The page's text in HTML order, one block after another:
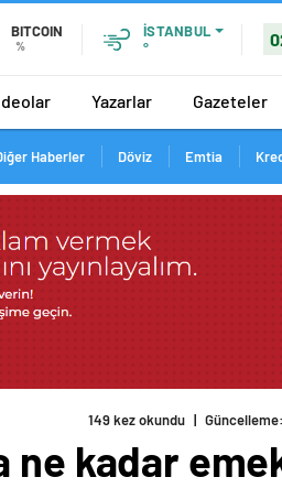
BITCOIN
%
İSTANBUL
°
Yazarlar Gazeteler
Haberler Döviz Emtia
149 kez okundu |
ne kadar